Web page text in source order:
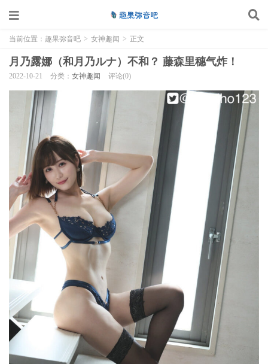
当前位置： 趣果弥音吧 > 女神趣闻 > 正文
月乃露娜（和月乃ルナ）不和？ 藤森里穗气炸！
2022-10-21 分类： 女神趣闻 评论(0)